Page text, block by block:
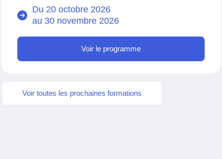
Du 20 octobre 2026
au 30 novembre 2026
Voir le programme
Voir toutes les prochaines formations